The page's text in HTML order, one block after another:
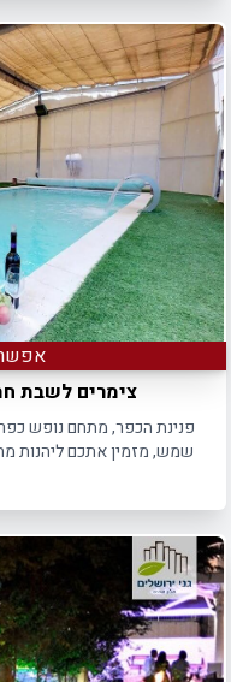
צימרים לשבת
פנינת הכפר, מתחם נופש
שמש, מזמין אתכם